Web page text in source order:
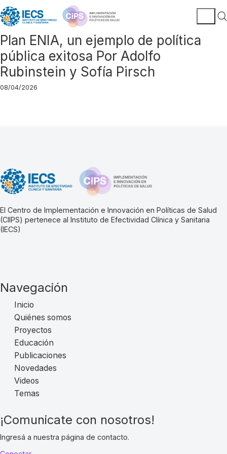
Plan ENIA, un ejemplo de política
pública exitosa Por Adolfo
Rubinstein y Sofía Pirsch
08/04/2026
El Centro de Implementación e Innovación en Políticas de Salud
(CIIPS) pertenece al Instituto de Efectividad Clínica y Sanitaria
(IECS)
Navegación
Inicio
Quiénes somos
Proyectos
Educación
Publicaciones
Novedades
Videos
Temas
¡Comunicate con nosotros!
Ingresá a nuestra página de contacto.